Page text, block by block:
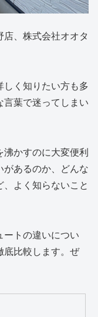
、株式会社オオタ
しく知りたい方も多
言葉で迷ってしまい
かすのに大変便利
があるのか、どんな
、よく知らないこと
ートの違いについ
底比較します。ぜ